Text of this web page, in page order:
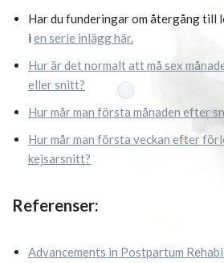
Har du funderingar om återgång till
i en serie inlägg här.
Hur är det normalt att må sex
eller snitt?
Hur mår man första månaden efter
Hur mår man första veckan efter
kejsarsnitt?
Referenser:
Advancements in Postpartum